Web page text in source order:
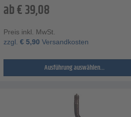
ab€39,08
Preis inkl. MwSt.
zzgl. € 5,90 Versandkosten
Ausführung auswählen...